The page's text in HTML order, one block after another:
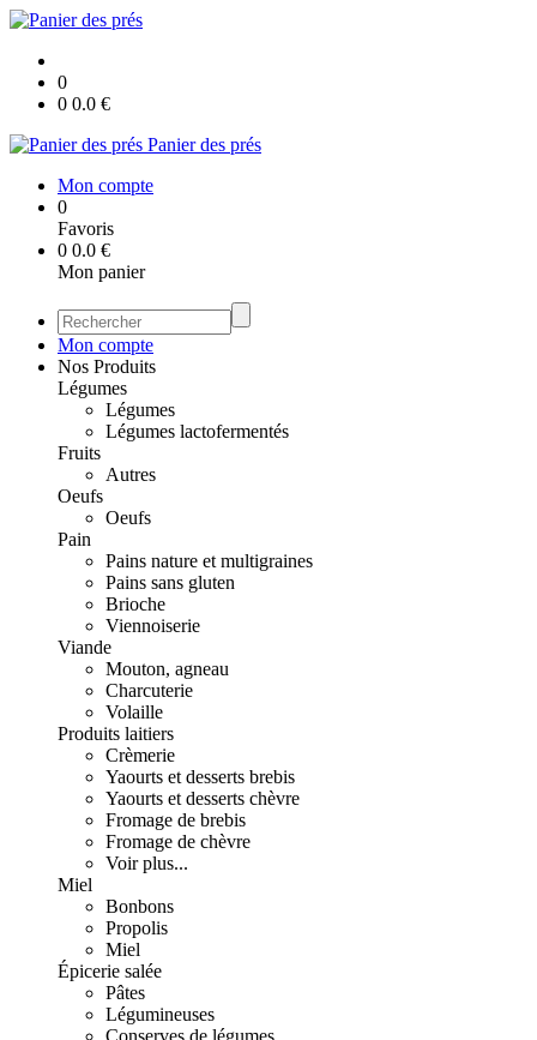
0
0 0.0 €
Panier des prés
Mon compte
0
Favoris
0 0.0 €
Mon panier
Mon compte
Nos Produits
Légumes
Légumes
Légumes lactofermentés
Fruits
Autres
Oeufs
Oeufs
Pain
Pains nature et multigraines
Pains sans gluten
Brioche
Viennoiserie
Viande
Mouton, agneau
Charcuterie
Volaille
Produits laitiers
Crèmerie
Yaourts et desserts brebis
Yaourts et desserts chèvre
Fromage de brebis
Fromage de chèvre
Voir plus...
Miel
Bonbons
Propolis
Miel
Épicerie salée
Pâtes
Légumineuses
Conserves de légumes